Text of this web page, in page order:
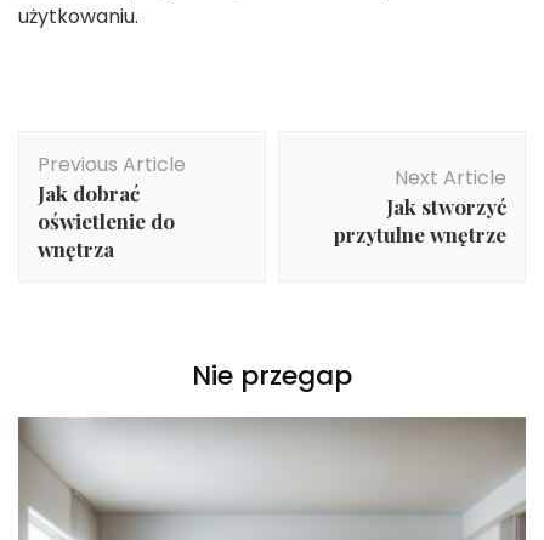
użytkowaniu.
Navigation
Previous Article
Jak dobrać
oświetlenie do
wnętrza
Next Article
Jak stworzyć
przytulne wnętrze
Nie przegap